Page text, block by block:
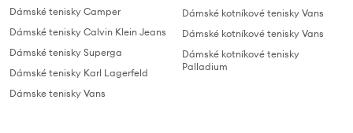
Dámské tenisky Camper
Dámské tenisky Calvin Klein Jeans
Dámské tenisky Superga
Dámské tenisky Karl Lagerfeld
Dámske tenisky Vans
Dámské kotníkové tenisky Vans
Dámské kotníkové tenisky Vans
Dámské kotníkové tenisky
Palladium